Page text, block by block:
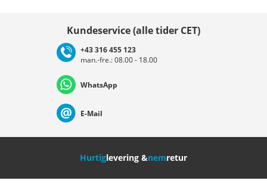
Deutschland Österreich
Nederland Italia (Italiano) Italien (Deutsch)
Kundeservice (alle tider CET)
+43 316 455 123
man.-fre.: 08.00 - 18.00
WhatsApp
E-Mail
Hurtiglevering &nemretur